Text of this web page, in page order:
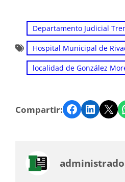
Departamento Judicial
Hospital Municipal de
localidad de González
Compartir: Facebook LinkedIn Twitter